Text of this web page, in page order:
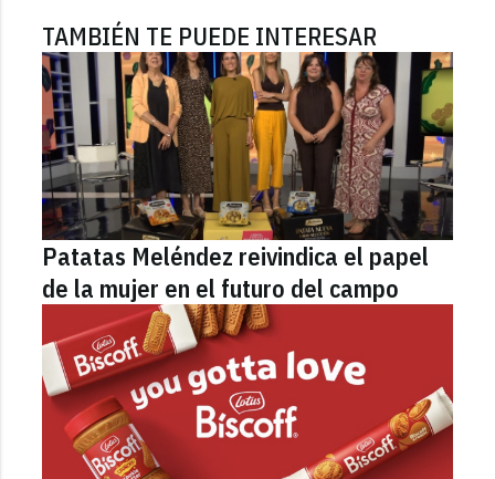
TAMBIÉN TE PUEDE INTERESAR
Patatas Meléndez reivindica el papel
de la mujer en el futuro del campo